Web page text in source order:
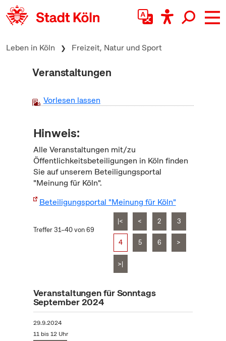
zum Inhalt springen
Leben in Köln Freizeit, Natur und Sport
Veranstaltungen
Vorlesen lassen
Hinweis:
Alle Veranstaltungen mit/zu
Öffentlichkeitsbeteiligungen in Köln finden
Sie auf unserem Beteiligungsportal
"Meinung für Köln".
Beteiligungsportal "Meinung für Köln"
Treffer 31–40 von 69
|< < 2 3
4 5 6 >
>|
Veranstaltungen für Sonntags
September 2024
29.9.2024
11 bis 12 Uhr